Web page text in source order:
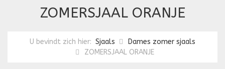
ZOMERSJAAL ORANJE
U bevindt zich hier: Sjaals
Dames zomer sjaals
ZOMERSJAAL ORANJE